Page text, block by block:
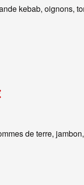
kebab, oignons,
de terre,